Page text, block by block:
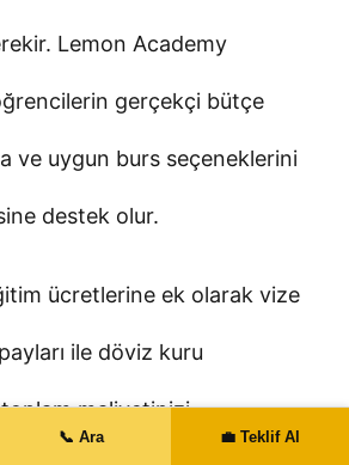
Lemon Academy
gerçekçi bütçe
ve uygun burs seçeneklerini
destek olur.
ücretlerine ek olarak vize
ile döviz kuru
toplam maliyetinizi
📞 Ara 💼 Teklif Al